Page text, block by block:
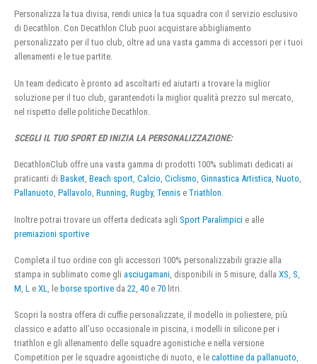
Personalizza la tua divisa, rendi unica la tua squadra con il servizio esclusivo
di Decathlon. Con Decathlon Club puoi acquistare abbigliamento
personalizzato per il tuo club, oltre ad una vasta gamma di accessori per i tuoi
allenamenti e le tue partite.
Un team dedicato è pronto ad ascoltarti ed aiutarti a trovare la miglior
soluzione per il tuo club, garantendoti la miglior qualità prezzo sul mercato,
nel rispetto delle politiche Decathlon.
SCEGLI IL TUO SPORT ED INIZIA LA PERSONALIZZAZIONE:
DecathlonClub offre una vasta gamma di prodotti 100% sublimati dedicati ai
praticanti di Basket, Beach sport, Calcio, Ciclismo, Ginnastica Artistica, Nuoto,
Pallanuoto, Pallavolo, Running, Rugby, Tennis e Triathlon.
Inoltre potrai trovare un offerta dedicata agli Sport Paralimpici e alle
premiazioni sportive
Completa il tuo ordine con gli accessori 100% personalizzabili grazie alla
stampa in sublimato come gli asciugamani , disponibili in 5 misure, dalla XS S
M L e XL , le borse sportive da 22 40 e 70 litri.
Scopri la nostra offera di cuffie personalizzate, il modello in poliestere, più
classico e adatto all’uso occasionale in piscina, i modelli in silicone per i
triathlon e gli allenamento delle squadre agonistiche e nella versione
Competition per le squadre agonistiche di nuoto, e le calottine da pallanuoto,